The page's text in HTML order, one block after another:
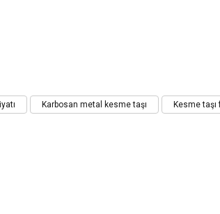
Karbosan metal kesme taşı Kesme taşı